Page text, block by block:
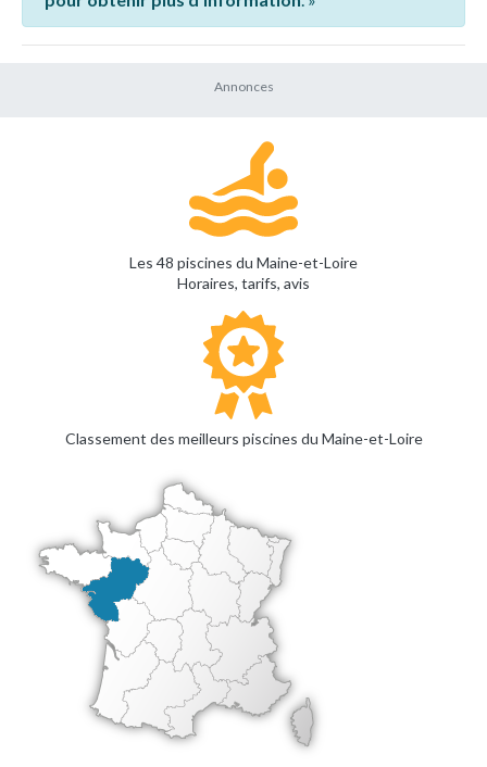
Les 48 piscines du Maine-et-Loire
Horaires, tarifs, avis
Classement des meilleurs piscines du Maine-et-Loire